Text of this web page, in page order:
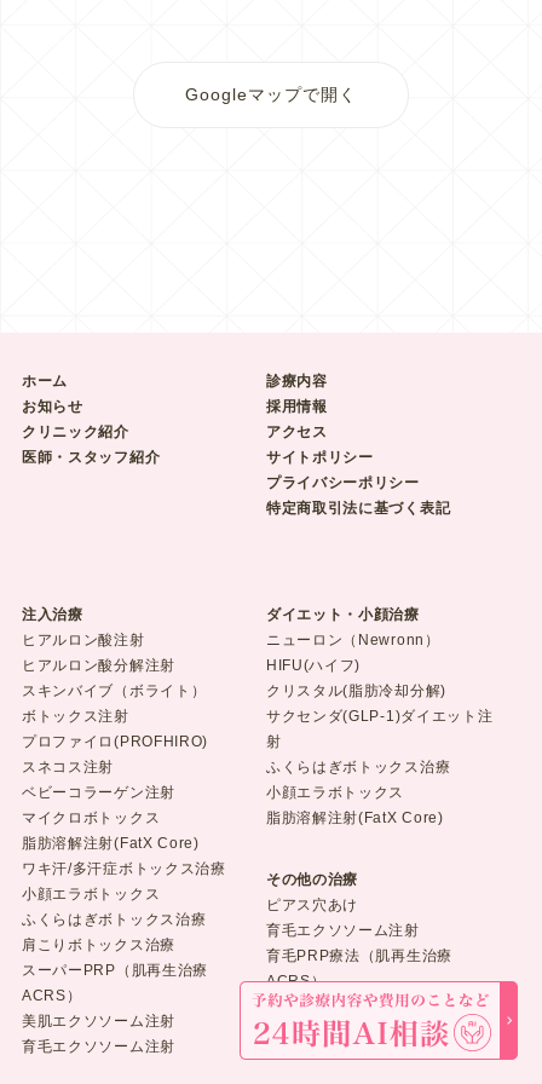
Googleマップで開く
ホーム
お知らせ
クリニック紹介
医師・スタッフ紹介
診療内容
採用情報
アクセス
サイトポリシー
プライバシーポリシー
特定商取引法に基づく表記
注入治療
ヒアルロン酸注射
ヒアルロン酸分解注射
スキンバイブ（ボライト）
ボトックス注射
プロファイロ(PROFHIRO)
スネコス注射
ベビーコラーゲン注射
マイクロボトックス
脂肪溶解注射(FatX Core)
ワキ汗/多汗症ボトックス治療
小顔エラボトックス
ふくらはぎボトックス治療
肩こりボトックス治療
スーパーPRP（肌再生治療
ACRS）
美肌エクソソーム注射
育毛エクソソーム注射
ダイエット・小顔治療
ニューロン（Newronn）
HIFU(ハイフ)
クリスタル(脂肪冷却分解)
サクセンダ(GLP-1)ダイエット注
射
ふくらはぎボトックス治療
小顔エラボトックス
脂肪溶解注射(FatX Core)
その他の治療
ピアス穴あけ
育毛エクソソーム注射
育毛PRP療法（肌再生治療
ACRS）
男性用飲む育毛剤
女性用飲む育毛剤